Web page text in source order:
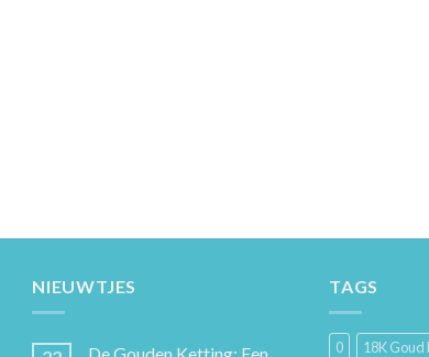
NIEUWTJES TAGS
0 18K Goud